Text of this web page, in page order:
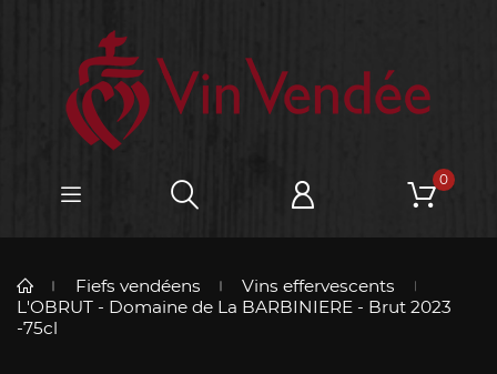
0
Fiefs vendéens
Vins effervescents
L'OBRUT - Domaine de La BARBINIERE - Brut 2023
-75cl